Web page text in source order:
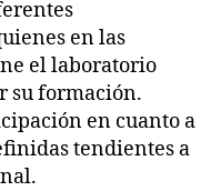
en las
el laboratorio
su formación.
en cuanto a
tendientes a